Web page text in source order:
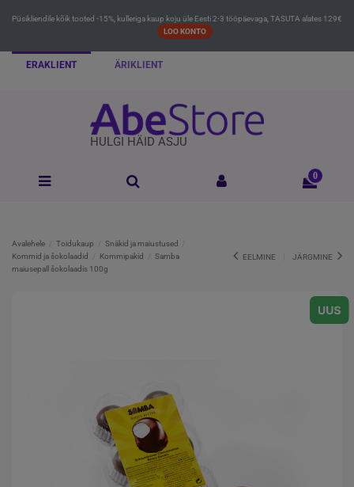
Püsikliendile kõik tooted -15%, kulleriga kaup koju üle Eesti 2-3 tööpäevaga, TASUTA alates 129€
LOO KONTO
ERAKLIENT ÄRIKLIENT
HULGI HÄID ASJU
0
Avalehele Toidukaup
Snäkid ja maiustused
Kommid ja šokolaadid
Kommipakid
Samba
maiusepall šokolaadis 100g
EELMINE JÄRGMINE